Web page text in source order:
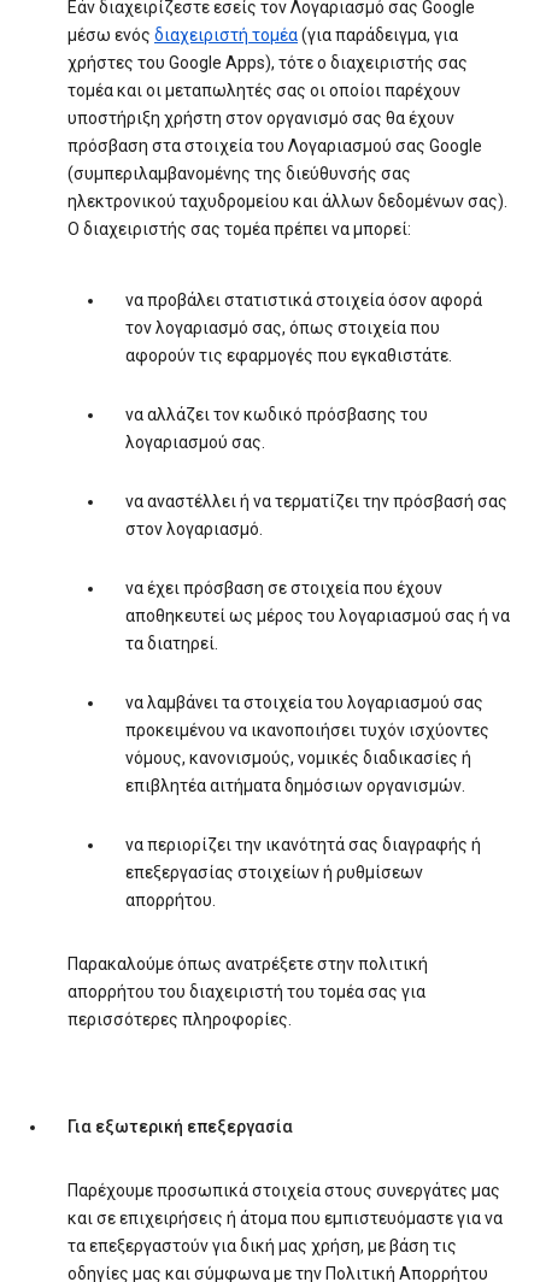
Εάν διαχειρίζεστε εσείς τον Λογαριασμό σας Google
μέσω ενός διαχειριστή τομέα(για παράδειγμα, για
χρήστες του Google Apps), τότε ο διαχειριστής σας
τομέα και οι μεταπωλητές σας οι οποίοι παρέχουν
υποστήριξη χρήστη στον οργανισμό σας θα έχουν
πρόσβαση στα στοιχεία του Λογαριασμού σας Google
(συμπεριλαμβανομένης της διεύθυνσής σας
ηλεκτρονικού ταχυδρομείου και άλλων δεδομένων σας).
Ο διαχειριστής σας τομέα πρέπει να μπορεί:
να προβάλει στατιστικά στοιχεία όσον αφορά
τον λογαριασμό σας, όπως στοιχεία που
αφορούν τις εφαρμογές που εγκαθιστάτε.
να αλλάζει τον κωδικό πρόσβασης του
λογαριασμού σας.
να αναστέλλει ή να τερματίζει την πρόσβασή σας
στον λογαριασμό.
να έχει πρόσβαση σε στοιχεία που έχουν
αποθηκευτεί ως μέρος του λογαριασμού σας ή να
τα διατηρεί.
να λαμβάνει τα στοιχεία του λογαριασμού σας
προκειμένου να ικανοποιήσει τυχόν ισχύοντες
νόμους, κανονισμούς, νομικές διαδικασίες ή
επιβλητέα αιτήματα δημόσιων οργανισμών.
να περιορίζει την ικανότητά σας διαγραφής ή
επεξεργασίας στοιχείων ή ρυθμίσεων
απορρήτου.
Παρακαλούμε όπως ανατρέξετε στην πολιτική
απορρήτου του διαχειριστή του τομέα σας για
περισσότερες πληροφορίες.
Για εξωτερική επεξεργασία
Παρέχουμε προσωπικά στοιχεία στους συνεργάτες μας
και σε επιχειρήσεις ή άτομα που εμπιστευόμαστε για να
τα επεξεργαστούν για δική μας χρήση, με βάση τις
οδηγίες μας και σύμφωνα με την Πολιτική Απορρήτου